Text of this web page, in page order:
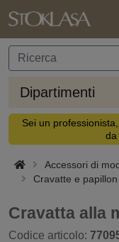
Dipartimenti
Sei un
da
Accessori di
Cravatte e
Cravatta alla
Codice articolo: